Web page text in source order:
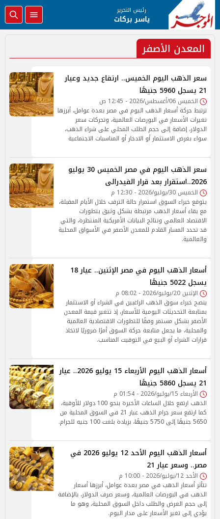
رئيس التحرير
ياسر بركات
المعدن الأصفر
سعر الذهب اليوم الخميس.. ارتفاع جديد وعيار
21 يسجل 5960 جنيهًا
الخميس 06/أغسطس/2026 - 12:45 ص
ترتبط حركة أسعار الذهب اليوم في مصر بعدة عوامل، أبرزها
تغيرات الأسعار في البورصات العالمية، وتحركات سعر
الدولار، إضافة إلى حجم الطلب المحلي على شراء الذهب،
سواء بغرض الاستثمار أو الادخار أو المناسبات الاجتماعية
سعر الذهب اليوم في مصر الخميس 30 يوليو
2026..استقرار بعد قرار الفيدرالى
الخميس 30/يوليو/2026 - 12:30 م
يتوقع خبراء السوق استمرار حالة الترقب خلال الأيام المقبلة،
مع بقاء أسعار الذهب مرتبطة بشكل وثيق بتطورات
الاقتصاد العالمي ونتائج البيانات الأمريكية المنتظرة، والتي
قد تحدد المسار القادم للمعدن الأصفر في الأسواق المحلية
والعالمية.
أسعار الذهب اليوم في مصر الإثنين.. عيار 18
يسجل 5022 جنيهًا
الإثنين 20/يوليو/2026 - 08:02 م
ينصح خبراء سوق الذهب الراغبين في الشراء أو الاستثمار
بمتابعة التحديثات اليومية للأسعار، إذ تتغير قيمة المعدن
الأصفر بشكل مستمر وفقًا للتطورات الاقتصادية العالمية
والمحلية، ما يجعل متابعة حركة السوق أمرًا ضروريًا لاتخاذ
قرارات الشراء أو البيع في التوقيت المناسب.
أسعار الذهب اليوم الأربعاء 15 يوليو 2026.. عيار
21 يسجل 5860 جنيهًا
الأربعاء 15/يوليو/2026 - 01:54 م
الذهب ارتفع خلال الساعات الأخيرة بنحو 100 دولار للأوقية،
كما ارتفع سعر جرام الذهب عيار 21 في السوق المحلية من
5650 جنيهًا إلى 5750 جنيهًا، بزيادة بلغت 100 جنيه للجرام.
أسعار الذهب اليوم الأحد 12 يوليو 2026 في
مصر.. وسعر عيار 21
الأحد 12/يوليو/2026 - 10:00 م
تتأثر أسعار الذهب في مصر بعدة عوامل، أبرزها أسعار
الذهب في البورصات العالمية، وسعر صرف الدولار، بالإضافة
إلى حجم العرض والطلب داخل السوق المحلية، وهو ما
يؤدي إلى تغير الأسعار على مدار اليوم.